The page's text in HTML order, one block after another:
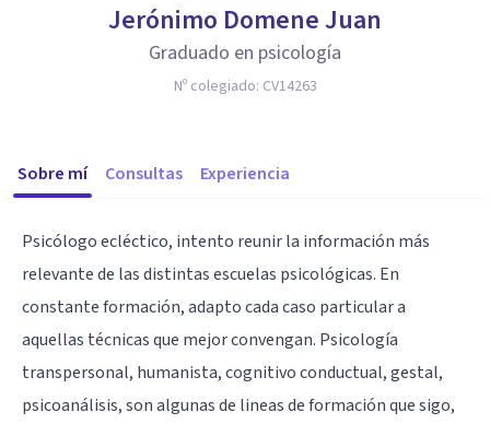
Jerónimo Domene Juan
Graduado en psicología
Nº colegiado: CV14263
Sobre mí Consultas Experiencia
Psicólogo ecléctico, intento reunir la información más
relevante de las distintas escuelas psicológicas. En
constante formación, adapto cada caso particular a
aquellas técnicas que mejor convengan. Psicología
transpersonal, humanista, cognitivo conductual, gestal,
psicoanálisis, son algunas de lineas de formación que sigo,